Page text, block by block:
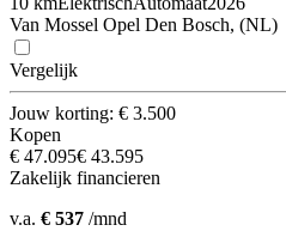
Van Mossel Opel Den Bosch, (NL)
Vergelijk
Jouw korting: € 3.500
Kopen
€ 47.095€ 43.595
Zakelijk financieren
v.a. € 537 /mnd